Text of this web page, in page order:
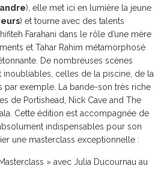
), elle met ici en lumière la jeune
) et tourne avec des talents
Farahani dans le rôle d’une mère
et Tahar Rahim métamorphosé
De nombreuses scènes
celles de la piscine, de la
par exemple. La bande-son très riche
de Portishead, Nick Cave and The
Cette édition est accompagnée de
indispensables pour son
une masterclass exceptionnelle :
» avec Julia Ducournau au